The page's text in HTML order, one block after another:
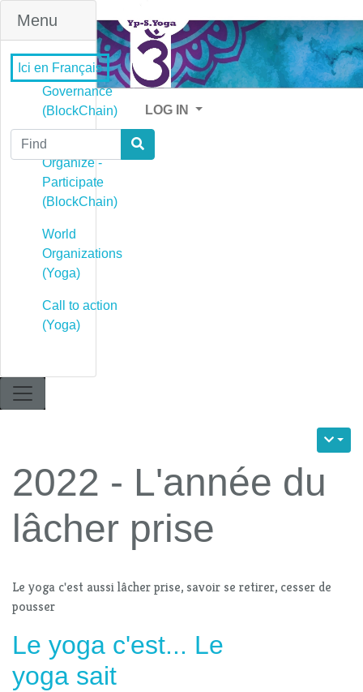
Menu
Governance
(BlockChain)
Governance -
Organize -
Participate
(BlockChain)
World
Organizations
(Yoga)
Call to action
(Yoga)
Ici en Français
LOG IN
Find
2022 - L'année du
lâcher prise
Le yoga c'est aussi lâcher prise, savoir se retirer, cesser de
pousser
Le yoga c'est... Le
yoga sait